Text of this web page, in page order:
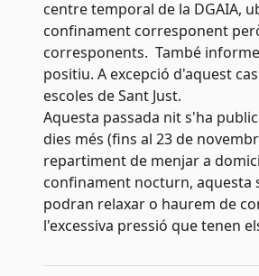
centre temporal de la DGAIA,
confinament corresponent
corresponents. També
positiu. A excepció d'aquest
escoles de Sant Just.
Aquesta passada nit s'ha
dies més (fins al 23 de
repartiment de menjar a
confinament nocturn, aquesta
podran relaxar o haurem de
l'excessiva pressió que tenen